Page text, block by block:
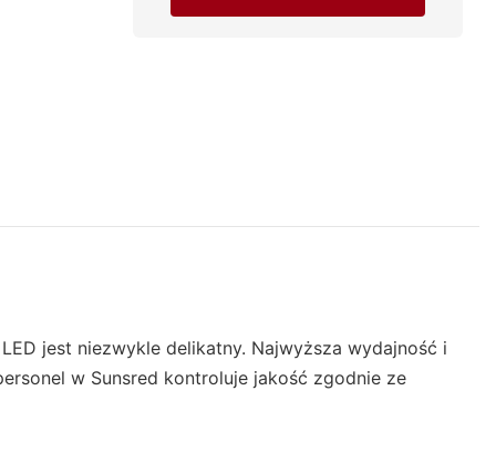
jest niezwykle delikatny. Najwyższa wydajność i
w Sunsred kontroluje jakość zgodnie ze